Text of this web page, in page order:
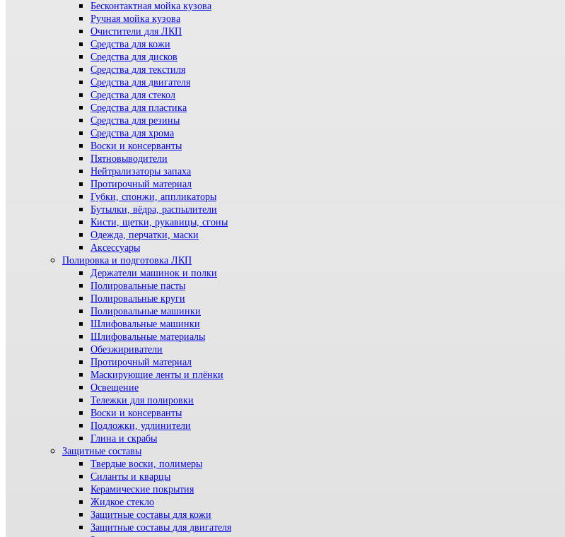
Бесконтактная мойка кузова
Ручная мойка кузова
Очистители для ЛКП
Средства для кожи
Средства для дисков
Средства для текстиля
Средства для двигателя
Средства для стекол
Средства для пластика
Средства для резины
Средства для хрома
Воски и консерванты
Пятновыводители
Нейтрализаторы запаха
Протирочный материал
Губки, спонжи, аппликаторы
Бутылки, вёдра, распылители
Кисти, щетки, рукавицы, сгоны
Одежда, перчатки, маски
Аксессуары
Полировка и подготовка ЛКП
Держатели машинок и полки
Полировальные пасты
Полировальные круги
Полировальные машинки
Шлифовальные машинки
Шлифовальные материалы
Обезжириватели
Протирочный материал
Маскирующие ленты и плёнки
Освещение
Тележки для полировки
Воски и консерванты
Подложки, удлинители
Глина и скрабы
Защитные составы
Твердые воски, полимеры
Силанты и кварцы
Керамические покрытия
Жидкое стекло
Защитные составы для кожи
Защитные составы для двигателя